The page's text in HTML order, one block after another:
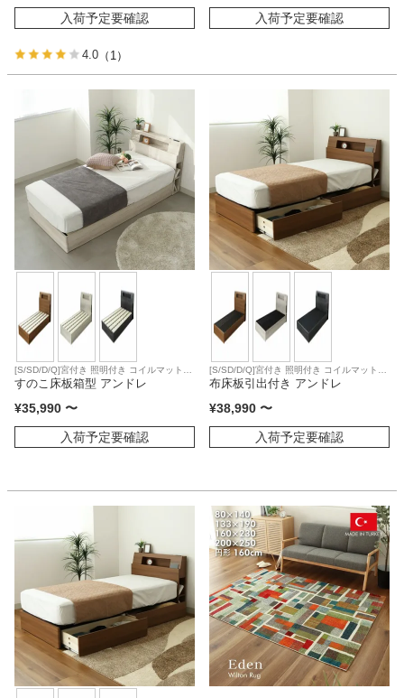
入荷予定要確認
4.0 （1）
入荷予定要確認
[S/SD/D/Q]宮付き 照明付き コイルマットレ
ス対応
すのこ床板箱型 アンドレ
¥35,990 〜
入荷予定要確認
[S/SD/D/Q]宮付き 照明付き コイルマットレ
ス対応
布床板引出付き アンドレ
¥38,990 〜
入荷予定要確認